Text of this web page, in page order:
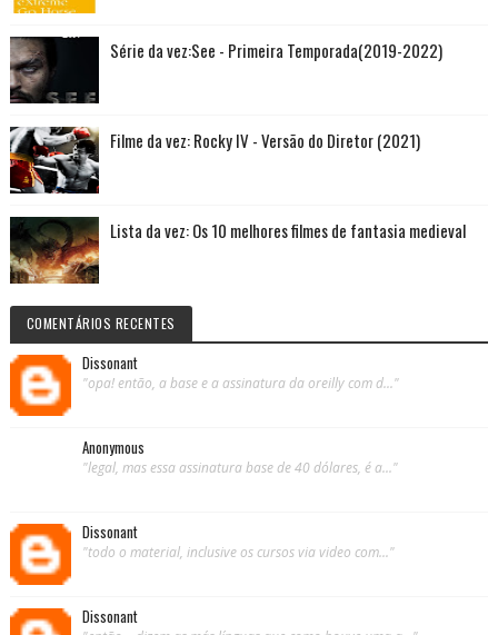
Série da vez:See - Primeira Temporada(2019-2022)
Filme da vez: Rocky IV - Versão do Diretor (2021)
Lista da vez: Os 10 melhores filmes de fantasia medieval
COMENTÁRIOS RECENTES
Dissonant
"opa! então, a base e a assinatura da oreilly com d..."
Anonymous
"legal, mas essa assinatura base de 40 dólares, é a..."
Dissonant
"todo o material, inclusive os cursos via video com..."
Dissonant